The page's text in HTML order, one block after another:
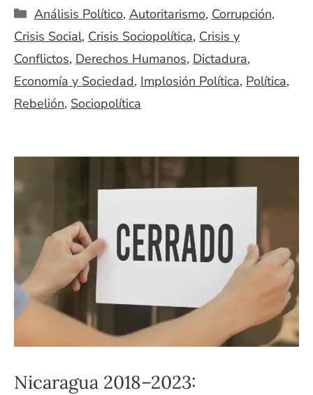
Categorías
Análisis Político, Autoritarismo, Corrupción,
Crisis Social, Crisis Sociopolítica, Crisis y
Conflictos, Derechos Humanos, Dictadura,
Economía y Sociedad, Implosión Política, Política,
Rebelión, Sociopolítica
Nicaragua 2018–2023: